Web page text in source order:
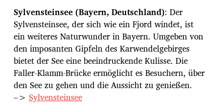
Sylvensteinsee (Bayern, Deutschland): Der
Sylvensteinsee, der sich wie ein Fjord windet, ist
ein weiteres Naturwunder in Bayern. Umgeben von
den imposanten Gipfeln des Karwendelgebirges
bietet der See eine beeindruckende Kulisse. Die
Faller-Klamm-Brücke ermöglicht es Besuchern, über
den See zu gehen und die Aussicht zu genießen.
–> Sylvensteinsee